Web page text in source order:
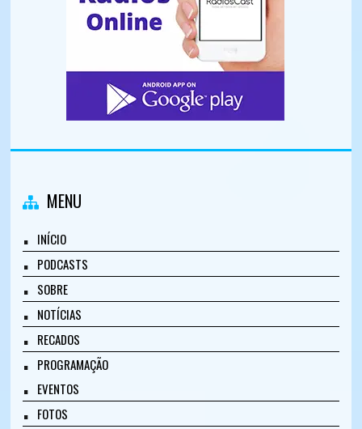
MENU
INÍCIO
PODCASTS
SOBRE
NOTÍCIAS
RECADOS
PROGRAMAÇÃO
EVENTOS
FOTOS